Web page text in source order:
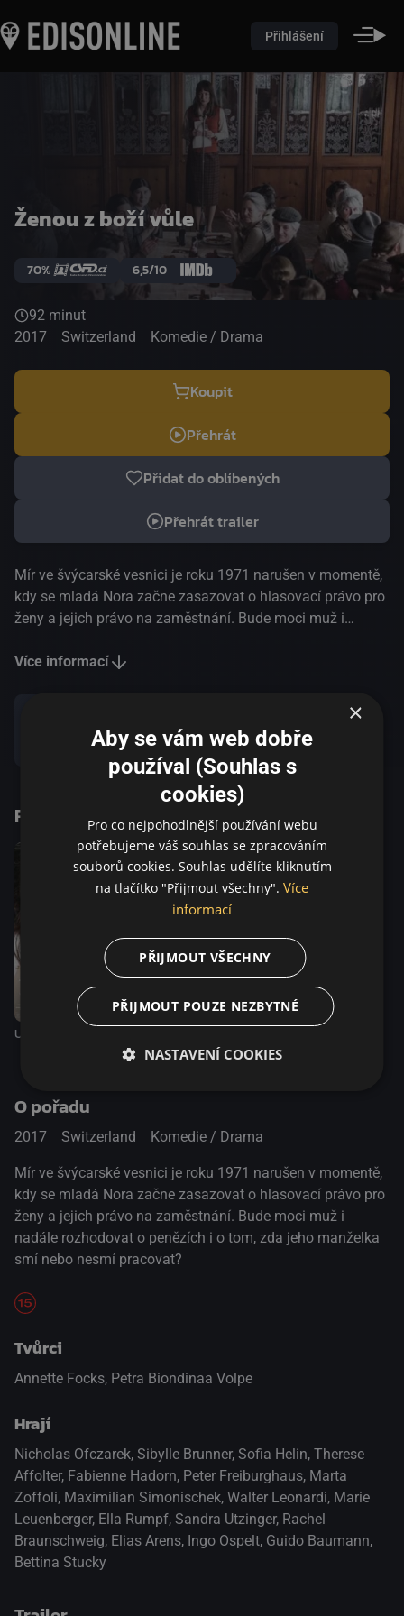
Přihlášení
Ženou z boží vůle
70% 6,5/10
92 minut
2017
Switzerland Komedie / Drama
Koupit
Přehrát
Přidat do oblíbených
Přehrát trailer
Mír ve švýcarské vesnici je roku 1971 narušen v momentě,
kdy se mladá Nora začne zasazovat o hlasovací právo pro
ženy a jejich právo na zaměstnání. Bude moci muž i
smí nebo nesmí pracovat?
Více informací
Podobné tituly
Událost
O pořadu
2017 Switzerland Komedie / Drama
Mír ve švýcarské vesnici je roku 1971 narušen v momentě,
kdy se mladá Nora začne zasazovat o hlasovací právo pro
ženy a jejich právo na zaměstnání. Bude moci muž i
nadále rozhodovat o penězích i o tom, zda jeho manželka
smí nebo nesmí pracovat?
Tvůrci
Annette Focks, Petra Biondinaa Volpe
Hrají
Nicholas Ofczarek, Sibylle Brunner, Sofia Helin, Therese
Affolter, Fabienne Hadorn, Peter Freiburghaus, Marta
Zoffoli, Maximilian Simonischek, Walter Leonardi, Marie
Leuenberger, Ella Rumpf, Sandra Utzinger, Rachel
Braunschweig, Elias Arens, Ingo Ospelt, Guido Baumann,
Bettina Stucky
×
Aby se vám web dobře
používal (Souhlas s
cookies)
Pro co nejpohodlnější používání webu
potřebujeme váš souhlas se zpracováním
souborů cookies. Souhlas udělíte kliknutím
na tlačítko "Přijmout všechny". Více
informací
PŘIJMOUT VŠECHNY
PŘIJMOUT POUZE NEZBYTNÉ
NASTAVENÍ COOKIES